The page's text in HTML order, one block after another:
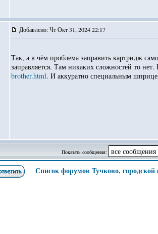
Добавлено: Чт Окт 31, 2024 22:17
Так, а в чём проблема заправить картридж
заправляется. Там никаких сложностей то
brother.html. И аккуратно специальным
Показать сообщения:
Список форумов Тучково,